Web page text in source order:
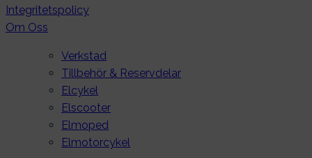
Integritetspolicy
Om Oss
Verkstad
Tillbehör & Reservdelar
Elcykel
Elscooter
Elmoped
Elmotorcykel